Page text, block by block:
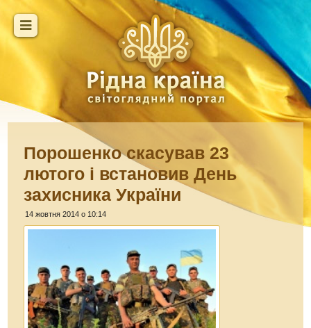
Порошенко скасував 23
лютого і встановив День
захисника України
14 жовтня 2014 о 10:14